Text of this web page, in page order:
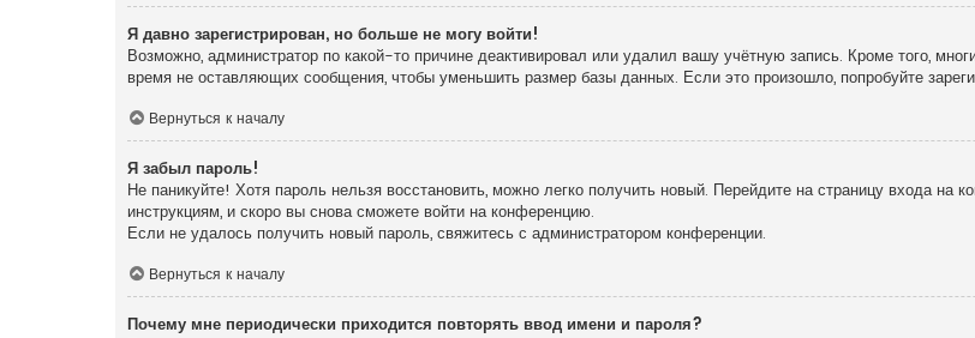
Я давно зарегистрирован, но больше не могу войти!
Возможно, администратор по какой-то причине деактивировал или удалил вашу учётную запись. Кроме того,
время не оставляющих сообщения, чтобы уменьшить размер базы данных. Если это произошло, попробуйте
Вернуться к началу
Я забыл пароль!
Не паникуйте! Хотя пароль нельзя восстановить, можно легко получить новый. Перейдите на страницу входа на
инструкциям, и скоро вы снова сможете войти на конференцию.
Если не удалось получить новый пароль, свяжитесь с администратором конференции.
Вернуться к началу
Почему мне периодически приходится повторять ввод имени и пароля?